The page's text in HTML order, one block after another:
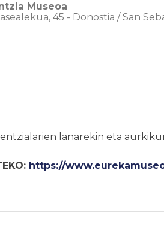
Museoa
45 - Donostia / San
lanarekin eta
https://